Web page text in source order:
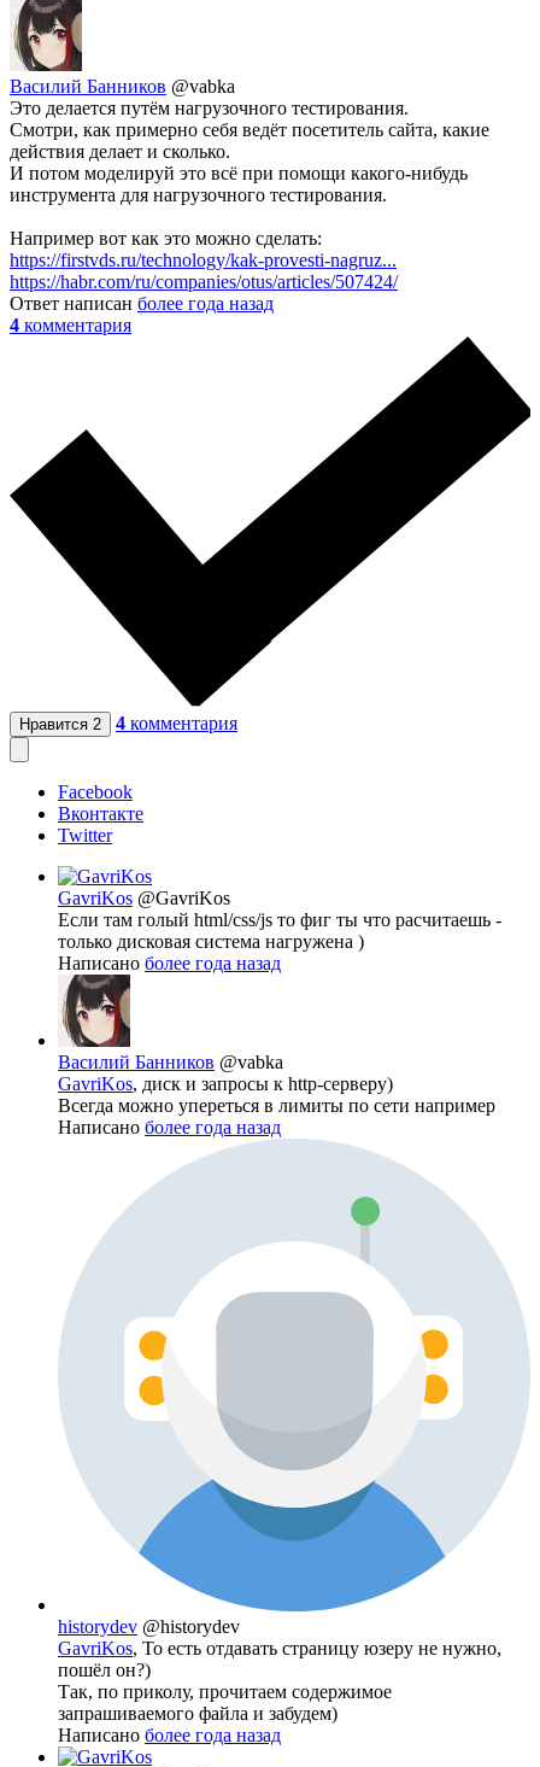
Василий Банников @vabka
Это делается путём нагрузочного тестирования.
Смотри, как примерно себя ведёт посетитель сайта, какие
действия делает и сколько.
И потом моделируй это всё при помощи какого-нибудь
инструмента для нагрузочного тестирования.
Например вот как это можно сделать:
https://firstvds.ru/technology/kak-provesti-nagruz...
https://habr.com/ru/companies/otus/articles/507424/
Ответ написан более года назад
4 комментария
Нравится 2 4 комментария
Facebook
Вконтакте
Twitter
GavriKos @GavriKos
Если там голый html/css/js то фиг ты что расчитаешь -
только дисковая система нагружена )
Написано более года назад
Василий Банников @vabka
GavriKos, диск и запросы к http-серверу)
Всегда можно упереться в лимиты по сети например
Написано более года назад
historydev @historydev
GavriKos, То есть отдавать страницу юзеру не нужно,
пошёл он?)
Так, по приколу, прочитаем содержимое
запрашиваемого файла и забудем)
Написано более года назад